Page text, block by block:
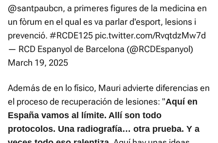
@santpaubcn, a primeres figures de la medicina en
un fòrum en el qual es va parlar d'esport, lesions i
prevenció. #RCDE125 pic.twitter.com/RvqtdzMw7d
— RCD Espanyol de Barcelona (@RCDEspanyol)
March 19, 2025
Además de en lo físico, Mauri advierte diferencias en
el proceso de recuperación de lesiones: "Aquí en
España vamos al límite. Allí son todo
protocolos. Una radiografía… otra prueba. Y a